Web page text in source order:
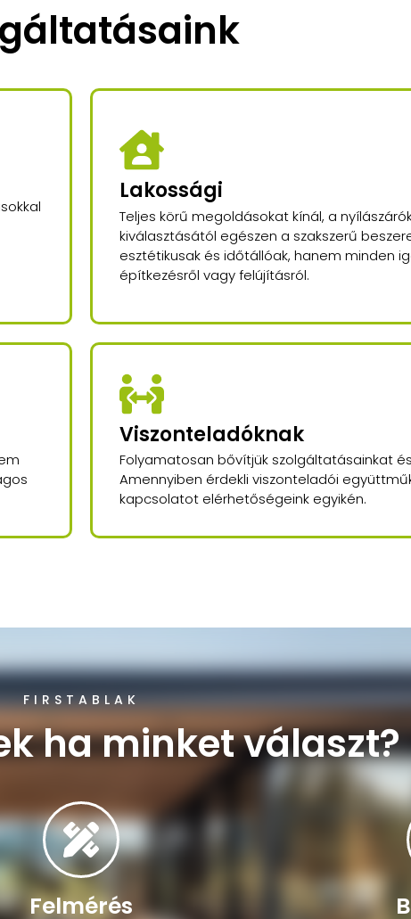
Lakossági
Teljes körű megoldásokat kínál, a
kiválasztásától egészen a szakszerű
esztétikusak és időtállóak, hanem minden
építkezésről vagy felújításról.
Viszonteladóknak
Folyamatosan bővítjük szolgáltatásainkat
Amennyiben érdekli viszonteladói
kapcsolatot elérhetőségeink egyikén.
FIRSTABLAK
ha minket választ?
Felmérés